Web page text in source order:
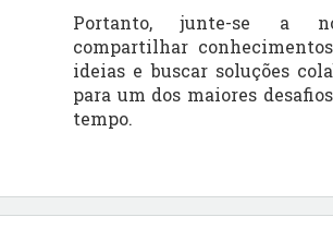
Portanto, junte-se a
compartilhar
ideias e buscar soluções
para um dos maiores
tempo.